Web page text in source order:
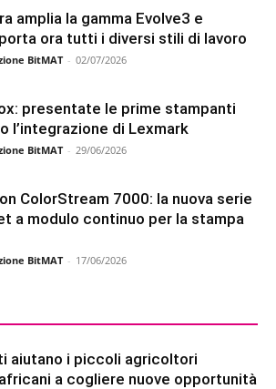
amplia la gamma Evolve3 e
ora tutti i diversi stili di lavoro
BitMAT - 02/07/2026
presentate le prime stampanti
l’integrazione di Lexmark
BitMAT - 29/06/2026
ColorStream 7000: la nuova serie
a modulo continuo per la stampa
BitMAT - 17/06/2026
aiutano i piccoli agricoltori
a cogliere nuove opportunità